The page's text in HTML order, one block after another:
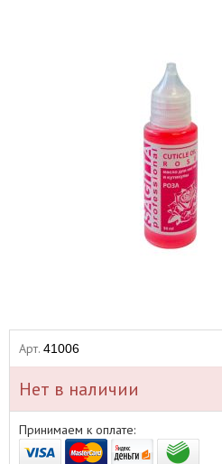
Арт. 41006
Нет в наличии
Принимаем к оплате: